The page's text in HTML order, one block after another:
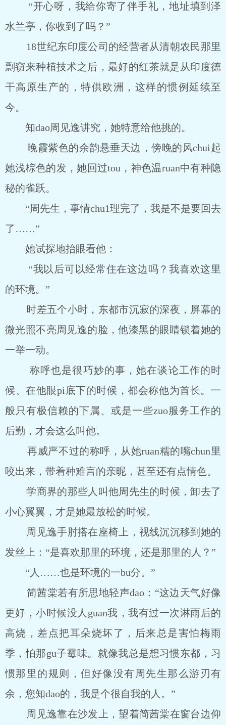
“开心呀，我给你寄了伴手礼，地址填到泽
水兰亭，你收到了吗？”
18世纪东印度公司的经营者从清朝农民那里
剽窃来种植技术之后，最好的红茶就是从印度德
干高原生产的，特供欧洲，这样的惯例延续至
今。
知dao周见逸讲究，她特意给他挑的。
晚霞紫色的余韵悬垂天边，傍晚的风chui起
她浅棕色的发，她回过tou，神色温ruan中有种隐
秘的雀跃。
“周先生，事情chu1理完了，我是不是要回去
了……”
她试探地抬眼看他：
“我以后可以经常住在这边吗？我喜欢这里
的环境。”
时差五个小时，东都市沉寂的深夜，屏幕的
微光照不亮周见逸的脸，他漆黑的眼睛锁着她的
一举一动。
称呼也是很巧妙的事，她在谈论工作的时
候、在他眼pi底下的时候，都会称他为首长。一
般只有极信赖的下属、或是一些zuo服务工作的
后勤，才会这么叫他。
再威严不过的称呼，从她ruan糯的嘴chun里
咬出来，带着种难言的亲昵，甚至还有点情色。
学商界的那些人叫他周先生的时候，卸去了
小心翼翼，才是她最放松的时候。
周见逸手肘搭在座椅上，视线沉沉移到她的
发丝上：“是喜欢那里的环境，还是那里的人？”
“人……也是环境的一bu分。”
简茜棠若有所思地轻声dao：“这边天气好像
更好，小时候没人guan我，我有过一次淋雨后的
高烧，差点把耳朵烧坏了，后来总是害怕梅雨
季，怕那gu子霉味。就像我总是想习惯东都，习
惯那里的规则，但好像没有周先生那么游刃有
余，您知dao的，我是个很自我的人。”
周见逸靠在沙发上，望着简茜棠在窗台边仰